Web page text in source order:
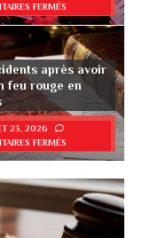
FERMÉS
après avoir
feu rouge en
23, 2026
FERMÉS